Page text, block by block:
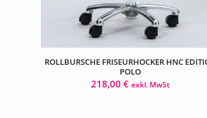
ROLLBURSCHE FRISEURHOCKER HNC
POLO
218,00€ exkl. MwSt